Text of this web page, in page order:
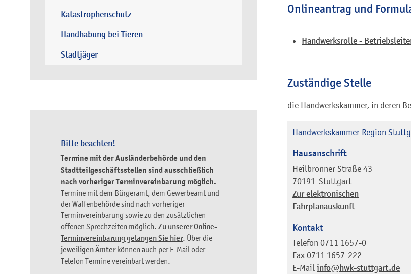
Katastrophenschutz
Handhabung bei Tieren
Stadtjäger
Bitte beachten!
Termine mit der Ausländerbehörde und den
Stadtteilgeschäftsstellen sind ausschließlich
nach vorheriger Terminvereinbarung möglich.
Termine mit dem Bürgeramt, dem Gewerbeamt und
der Waffenbehörde sind nach vorheriger
Terminvereinbarung sowie zu den zusätzlichen
offenen Sprechzeiten möglich. Zu unserer Online-
Terminvereinbarung gelangen Sie hier. Über die
jeweiligen Ämterkönnen auch per E-Mail oder
Telefon Termine vereinbart werden.
Onlineantrag und
Handwerksrolle -
Zuständige Stelle
die Handwerkskammer, in deren
Handwerkskammer Region
Hausanschrift
Heilbronner Straße 43
70191 Stuttgart
Zur elektronischen
Fahrplanauskunft
Kontakt
Telefon 0711 1657-0
Fax 0711 1657-222
E-Mail info@hwk-stuttgart.de